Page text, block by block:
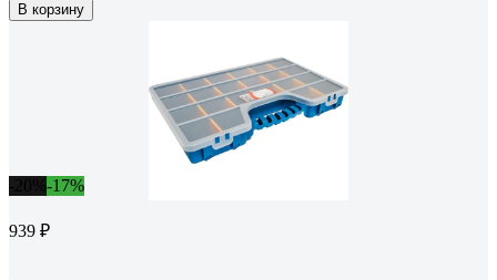
В корзину
-17%
939 ₽